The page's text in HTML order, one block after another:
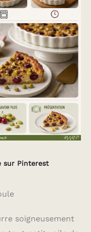
sur Pinterest
soigneusement